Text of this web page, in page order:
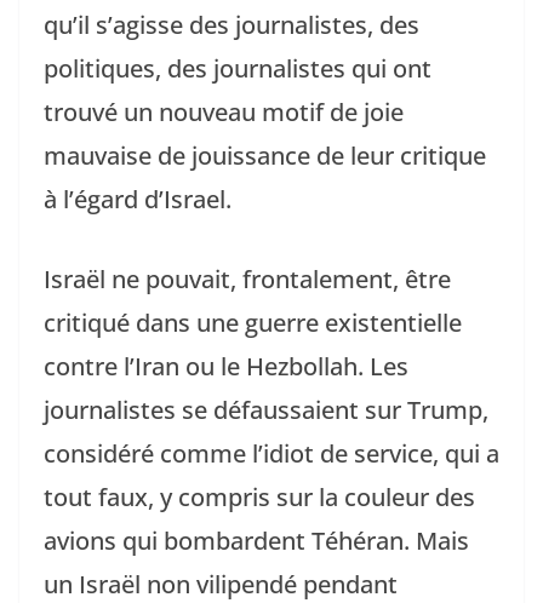
qu’il s’agisse des journalistes, des
politiques, des journalistes qui ont
trouvé un nouveau motif de joie
mauvaise de jouissance de leur critique
à l’égard d’Israel.
Israël ne pouvait, frontalement, être
critiqué dans une guerre existentielle
contre l’Iran ou le Hezbollah. Les
journalistes se défaussaient sur Trump,
considéré comme l’idiot de service, qui a
tout faux, y compris sur la couleur des
avions qui bombardent Téhéran. Mais
un Israël non vilipendé pendant